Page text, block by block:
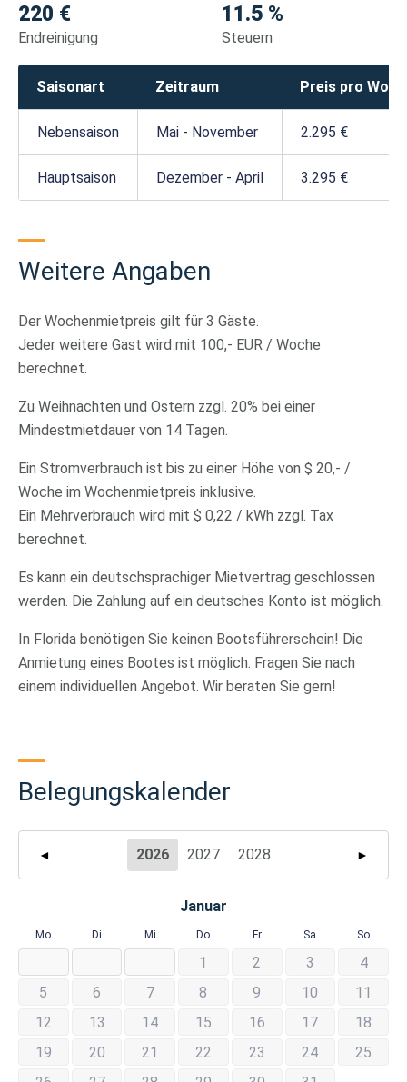
220 €
Endreinigung
11.5 %
Steuern
Saisonart Zeitraum Preis pro
Nebensaison Mai - November 2.295 €
Hauptsaison Dezember - April 3.295 €
Weitere Angaben
Der Wochenmietpreis gilt für 3 Gäste.
Jeder weitere Gast wird mit 100,- EUR / Woche
berechnet.
Zu Weihnachten und Ostern zzgl. 20% bei einer
Mindestmietdauer von 14 Tagen.
Ein Stromverbrauch ist bis zu einer Höhe von $ 20,- /
Woche im Wochenmietpreis inklusive.
Ein Mehrverbrauch wird mit $ 0,22 / kWh zzgl. Tax
berechnet.
Es kann ein deutschsprachiger Mietvertrag geschlossen
werden. Die Zahlung auf ein deutsches Konto ist möglich.
In Florida benötigen Sie keinen Bootsführerschein! Die
Anmietung eines Bootes ist möglich. Fragen Sie nach
einem individuellen Angebot. Wir beraten Sie gern!
Belegungskalender
◄ 2026 2027 2028 ►
Januar
Mo Di Mi Do Fr Sa So
1 2 3
4
5
6 7 8 9 10
11
12
13 14 15 16 17
18
19
20 21 22 23 24
25